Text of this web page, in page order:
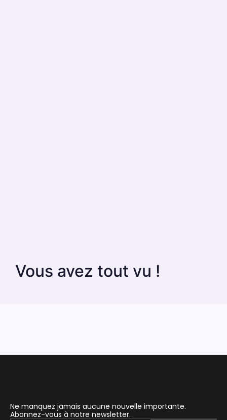
Vous avez tout vu !
Ne manquez jamais aucune nouvelle importante.
Abonnez-vous à notre newsletter.